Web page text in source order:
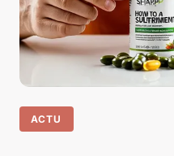
ACTU